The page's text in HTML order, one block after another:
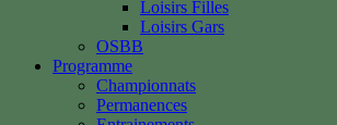
Loisirs Filles
Loisirs Gars
OSBB
Programme
Championnats
Permanences